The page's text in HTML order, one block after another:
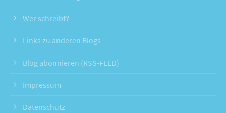
Wer schreibt?
Links zu anderen Blogs
Blog abonnieren (RSS-FEED)
Impressum
Datenschutz